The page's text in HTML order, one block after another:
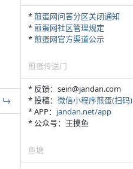
*煎蛋网问答分区关闭通知
*煎蛋网社区管理规定
*煎蛋网官方渠道公示
煎蛋传送门
* 反馈：sein@jandan.com
* 投稿： 微信小程序煎蛋(扫码)
* APP： jandan.net/app
* 公众号：王摸鱼
鱼塘